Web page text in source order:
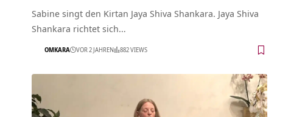
Sabine singt den Kirtan Jaya Shiva Shankara. Jaya Shiva
Shankara richtet sich…
OMKARA VOR 2 JAHREN 882 VIEWS